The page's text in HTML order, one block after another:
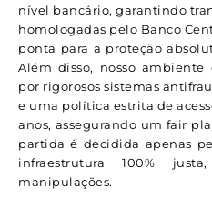
nível bancário, garantindo
homologadas pelo Banco
ponta para a proteção
Além disso, nosso
por rigorosos sistemas
e uma política estrita de
anos, assegurando um fair
partida é decidida apenas
infraestrutura 100%
manipulações.